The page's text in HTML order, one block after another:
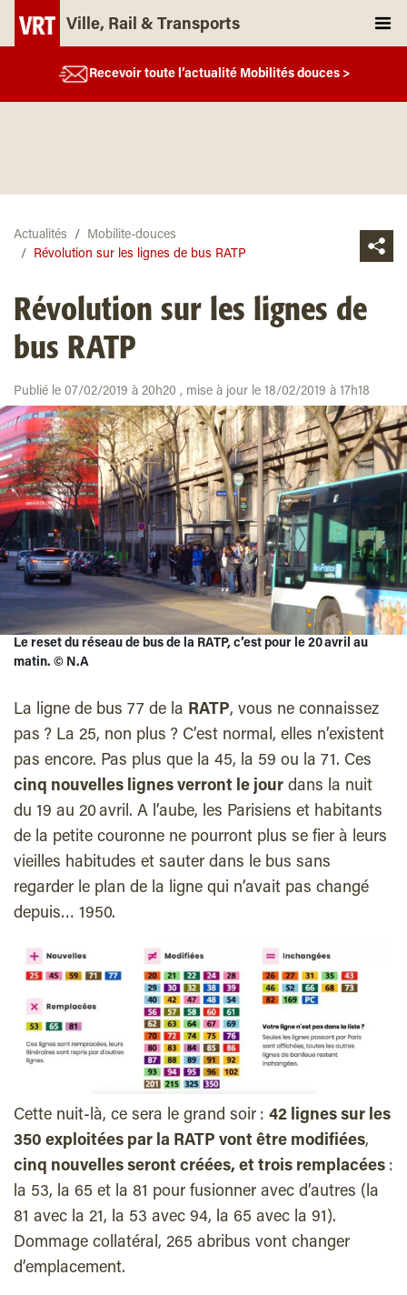
Ville, Rail & Transports
Recevoir toute l’actualité Mobilités douces >
Actualités
Mobilite-douces
Révolution sur les lignes de bus RATP
Révolution sur les lignes de
bus RATP
Publié le 07/02/2019 à 20h20 , mise à jour le 18/02/2019 à 17h18
Le reset du réseau de bus de la RATP, c’est pour le 20 avril au
matin. © N.A
La ligne de bus 77 de la RATP, vous ne connaissez
pas ? La 25, non plus ? C’est normal, elles n’existent
pas encore. Pas plus que la 45, la 59 ou la 71. Ces
cinq nouvelles lignes verront le jour dans la nuit
du 19 au 20 avril. A l’aube, les Parisiens et habitants
de la petite couronne ne pourront plus se fier à leurs
vieilles habitudes et sauter dans le bus sans
regarder le plan de la ligne qui n’avait pas changé
depuis… 1950.
Cette nuit-là, ce sera le grand soir : 42 lignes sur les
350 exploitées par la RATP vont être modifiées,
cinq nouvelles seront créées, et trois remplacées :
la 53, la 65 et la 81 pour fusionner avec d’autres (la
81 avec la 21, la 53 avec 94, la 65 avec la 91).
Dommage collatéral, 265 abribus vont changer
d’emplacement.